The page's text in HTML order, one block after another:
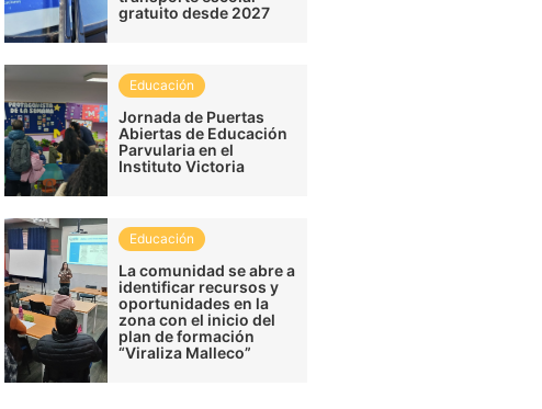
gratuito desde 2027
Educación
Jornada de Puertas
Abiertas de Educación
Parvularia en el
Instituto Victoria
Educación
La comunidad se abre a
identificar recursos y
oportunidades en la
zona con el inicio del
plan de formación
“Viraliza Malleco”